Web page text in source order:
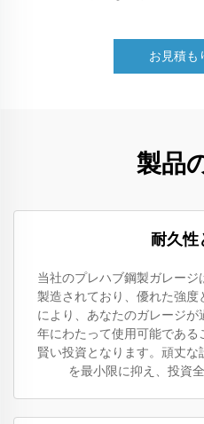
お見積も
製品
耐久性
当社のプレハブ鋼製ガレー
製造されており、優れた強
により、あなたのガレージ
年にわたって使用可能であ
賢い投資となります。頑丈
を最小限に抑え、投資